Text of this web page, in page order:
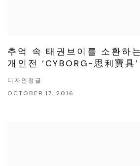
추억 속 태권브이를 소환하
개인전 ‘CYBORG-思利寶具’
디자인정글
OCTOBER 17, 2016